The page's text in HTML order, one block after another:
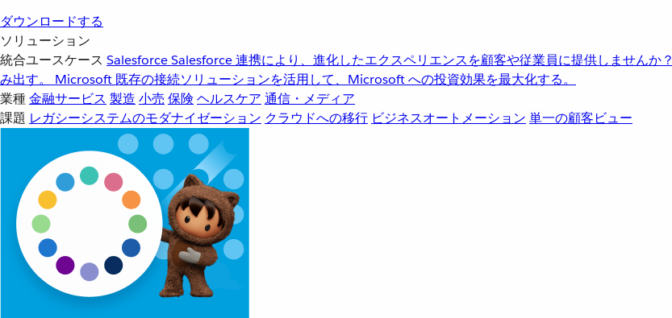
ダウンロードする
ソリューション
統合ユースケース SalesforceSalesforce 連携により、進化したエクスペリエンスを顧客や従業員に提供しませんか？
み出す。
Microsoft 既存の接続ソリューションを活用して、Microsoft への投資効果を最大化する。
業種金融サービス 製造 小売 保険 ヘルスケア 通信・メディア
課題 レガシーシステムのモダナイゼーション クラウドへの移行 ビジネスオートメーション 単一の顧客ビュー